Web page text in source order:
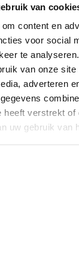
van
content en
voor social
te
van onze site
adverteren
heeft verstrekt of
uw gebruik van